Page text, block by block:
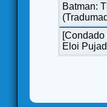
Batman:
Eloi